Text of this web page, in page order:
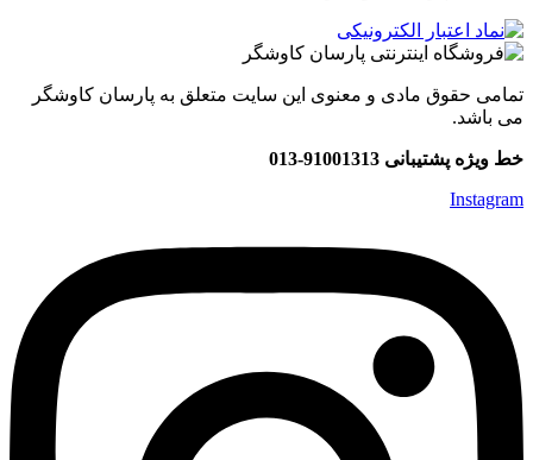
تمامی حقوق مادی و معنوی این سایت متعلق به پارسان کاوشگر
می باشد.
خط ویژه پشتیبانی 91001313-013
Instagram